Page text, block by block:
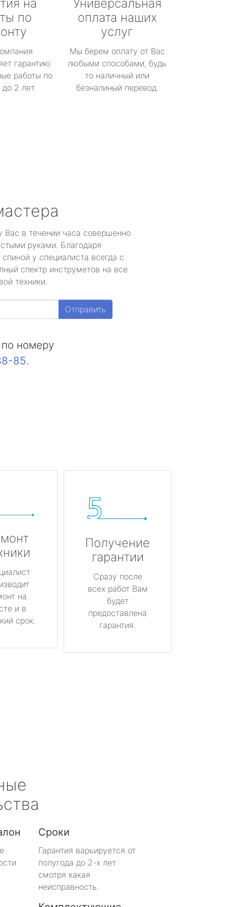
на
по
гарантию
работы по
2 лет.
Универсальная
оплата наших
услуг
Мы берем оплату от Вас
любыми способами, будь
то наличный или
безналиный перевод.
Вас в течении часа совершенно
руками. Благодаря
у специалиста всегда с
спектр инструметов на все
техники.
Отправить
номеру
85.
на
и в
срок.
Получение
гарантии
Сразу после
всех работ Вам
будет
предоставлена
гарантия.
Сроки
Гарантия варьируется от
полугода до 2-х лет
смотря какая
неисправность.